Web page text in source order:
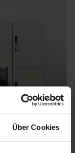
Über Cookies